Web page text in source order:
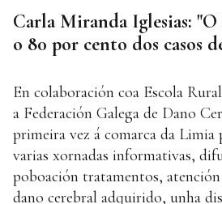
Carla Miranda Iglesias: "O
o 80 por cento dos casos
En colaboración coa Escola
a Federación Galega de Dano
primeira vez á comarca da Limia
varias xornadas informativas,
poboación tratamentos,
dano cerebral adquirido, unha